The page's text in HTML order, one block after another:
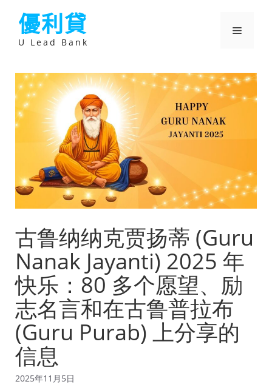
優利貸
U Lead Bank
選
古鲁纳纳克贾扬蒂 (Guru
Nanak Jayanti) 2025 年
快乐：80 多个愿望、励
志名言和在古鲁普拉布
(Guru Purab) 上分享的
信息
2025年11月5日